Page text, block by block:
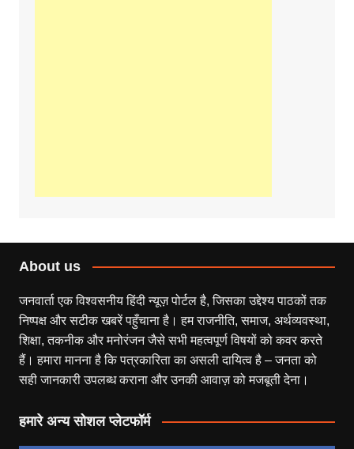
About us
जनवार्ता एक विश्वसनीय हिंदी न्यूज़ पोर्टल है, जिसका उद्देश्य पाठकों तक
निष्पक्ष और सटीक खबरें पहुँचाना है। हम राजनीति, समाज, अर्थव्यवस्था,
शिक्षा, तकनीक और मनोरंजन जैसे सभी महत्वपूर्ण विषयों को कवर करते
हैं। हमारा मानना है कि पत्रकारिता का असली दायित्व है – जनता को
सही जानकारी उपलब्ध कराना और उनकी आवाज़ को मजबूती देना।
हमारे अन्य सोशल प्लेटफॉर्म